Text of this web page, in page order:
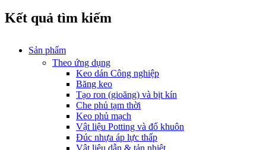
Kết quả tìm kiếm
Sản phẩm
Theo ứng dụng
Keo dán Công nghiệp
Băng keo
Tạo ron (gioăng) và bịt kín
Che phủ tạm thời
Keo phủ mạch
Vật liệu Potting và đổ khuôn
Đúc nhựa áp lực thấp
Vật liệu dẫn & tản nhiệt